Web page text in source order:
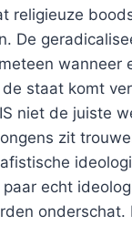
religieuze
De
wanneer
staat komt
niet de juiste
zit
echt
onderschat.